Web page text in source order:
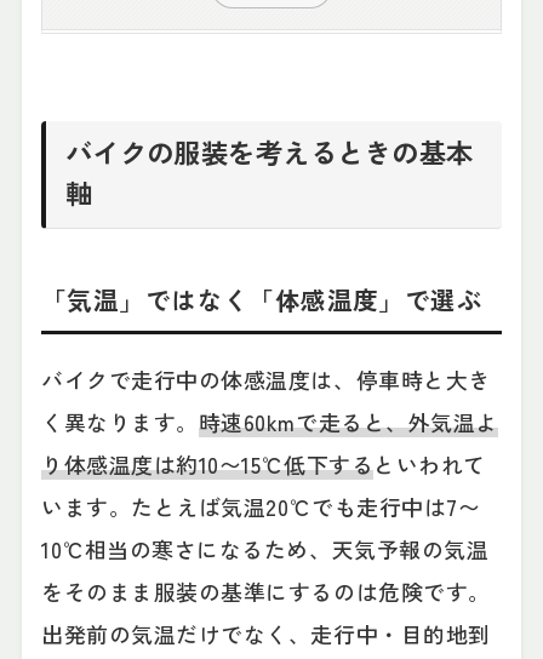
バイクの服装を考えるときの基本
軸
「気温」ではなく「体感温度」で選ぶ
バイクで走行中の体感温度は、停車時と大き
く異なります。 時速60kmで走ると、外気温よ
り体感温度は約10〜15℃低下するといわれて
います。たとえば気温20℃でも走行中は7〜
10℃相当の寒さになるため、天気予報の気温
をそのまま服装の基準にするのは危険です。
出発前の気温だけでなく、走行中・目的地到